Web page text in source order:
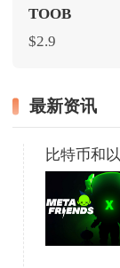
TOOB
$2.9
最新资讯
比特币和